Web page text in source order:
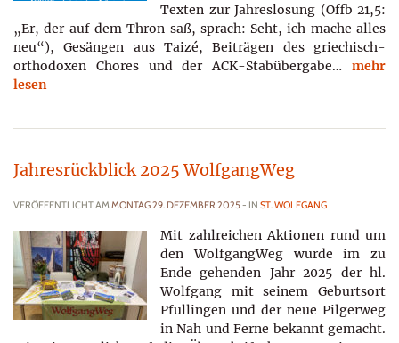
Texten zur Jahreslosung (Offb 21,5:
„Er, der auf dem Thron saß, sprach: Seht, ich mache alles
neu“), Gesängen aus Taizé, Beiträgen des griechisch-
orthodoxen Chores und der ACK-Stabübergabe… mehr
lesen
Jahresrückblick 2025 WolfgangWeg
VERÖFFENTLICHT AMMONTAG 29. DEZEMBER 2025- IN ST. WOLFGANG
Mit zahlreichen Aktionen rund um
den WolfgangWeg wurde im zu
Ende gehenden Jahr 2025 der hl.
Wolfgang mit seinem Geburtsort
Pfullingen und der neue Pilgerweg
in Nah und Ferne bekannt gemacht.